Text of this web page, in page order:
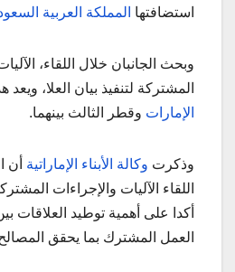
استضافتها المملكة العربية
وبحث الجانبان خلال اللقاء،
المشتركة لتنفيذ بيان العلا، ويعد
الإمارات وقطر الثالث بينهما.
وذكرت وكالة الأبناء الإماراتية أن
اللقاء الآليات والإجراءات
أكدا على أهمية توطيد العلاقات
العمل المشترك بما يحقق